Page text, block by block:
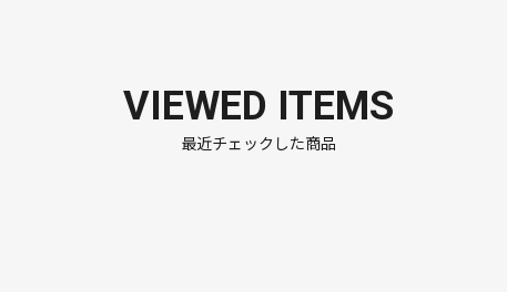
VIEWED ITEMS
最近チェックした商品